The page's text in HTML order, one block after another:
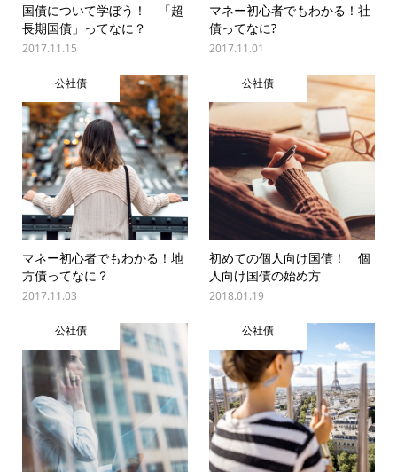
国債について学ぼう！ 「超
長期国債」ってなに？
2017.11.15
マネー初心者でもわかる！社
債ってなに?
2017.11.01
公社債
マネー初心者でもわかる！地
方債ってなに？
2017.11.03
公社債
初めての個人向け国債！ 個
人向け国債の始め方
2018.01.19
公社債 公社債